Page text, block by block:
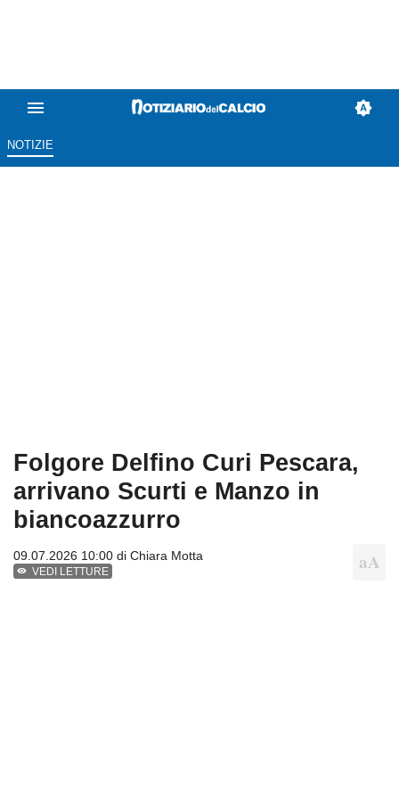
NOTIZIE
Folgore Delfino Curi Pescara,
arrivano Scurti e Manzo in
biancoazzurro
09.07.2026 10:00 di Chiara Motta
VEDI LETTURE